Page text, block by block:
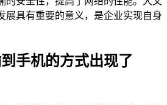
展具有重要的意义，是企业实现自身
手机的方式出现了